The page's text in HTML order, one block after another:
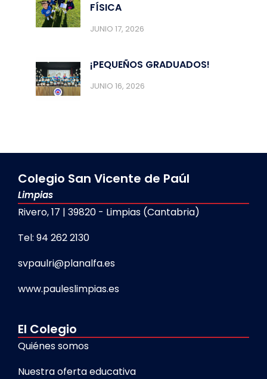
FÍSICA
JUNIO 17, 2026
¡PEQUEÑOS GRADUADOS!
JUNIO 16, 2026
Colegio San Vicente de Paúl
Limpias
Rivero, 17 | 39820 - Limpias (Cantabria)
Tel: 94 262 2130
svpaulri@planalfa.es
www.pauleslimpias.es
El Colegio
Quiénes somos
Nuestra oferta educativa